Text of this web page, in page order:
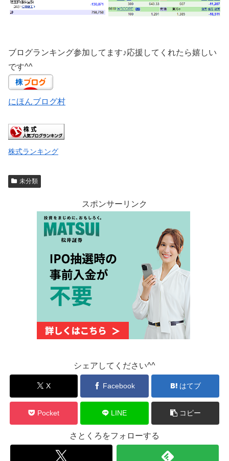
ブログランキング参加してます♪応援してくれたら嬉しい
です^^
にほんブログ村
株式ランキング
未分類
スポンサーリンク
シェアしてください^^
X Facebook はてブ
Pocket LINE コピー
さとくろをフォローする